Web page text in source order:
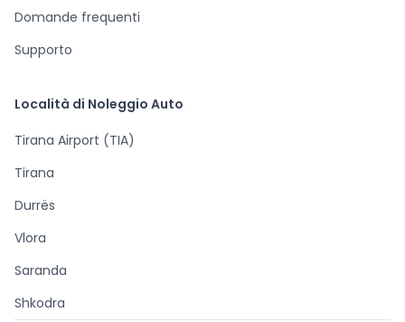
Domande frequenti
Supporto
Località di Noleggio Auto
Tirana Airport (TIA)
Tirana
Durrës
Vlora
Saranda
Shkodra